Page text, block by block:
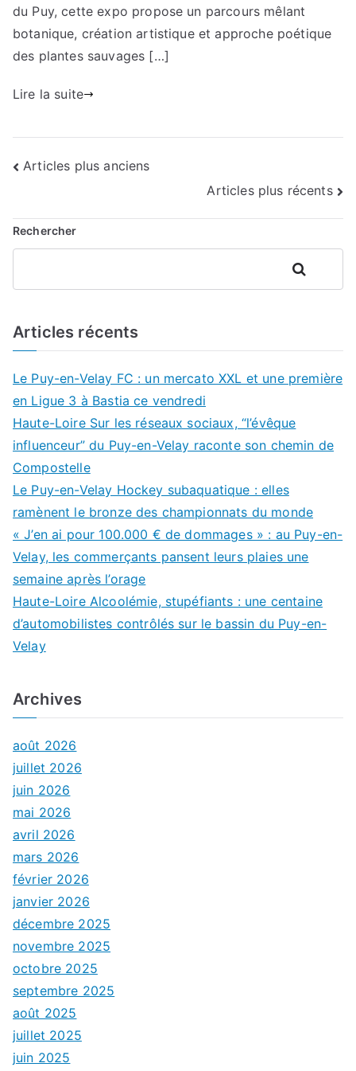
du Puy, cette expo propose un parcours mêlant
botanique, création artistique et approche poétique
des plantes sauvages […]
Lire la suite
Navigation
articles
Articles plus anciens
Articles plus récents
Rechercher
Rechercher
Articles récents
Le Puy-en-Velay FC : un mercato XXL et une première
en Ligue 3 à Bastia ce vendredi
Haute-Loire Sur les réseaux sociaux, “l’évêque
influenceur” du Puy-en-Velay raconte son chemin de
Compostelle
Le Puy-en-Velay Hockey subaquatique : elles
ramènent le bronze des championnats du monde
« J’en ai pour 100.000 € de dommages » : au Puy-en-
Velay, les commerçants pansent leurs plaies une
semaine après l’orage
Haute-Loire Alcoolémie, stupéfiants : une centaine
d’automobilistes contrôlés sur le bassin du Puy-en-
Velay
Archives
août 2026
juillet 2026
juin 2026
mai 2026
avril 2026
mars 2026
février 2026
janvier 2026
décembre 2025
novembre 2025
octobre 2025
septembre 2025
août 2025
juillet 2025
juin 2025